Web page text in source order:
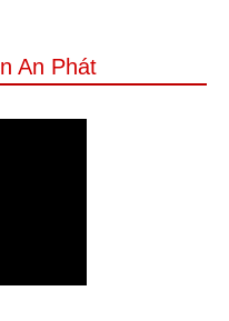
An Phát